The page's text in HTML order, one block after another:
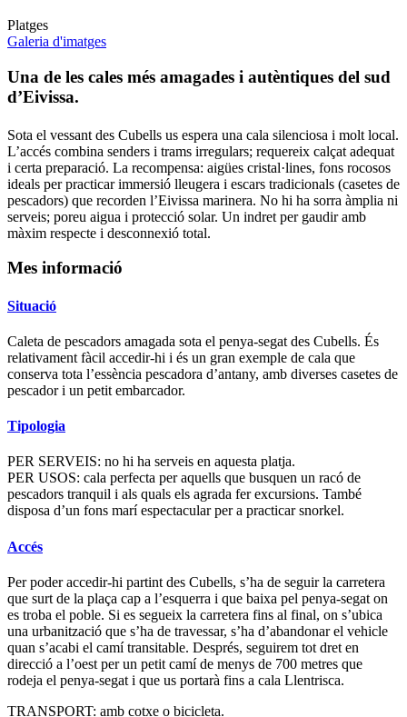
Platges
Galeria d'imatges
Una de les cales més amagades i autèntiques del sud
d’Eivissa.
Sota el vessant des Cubells us espera una cala silenciosa i molt local.
L’accés combina senders i trams irregulars; requereix calçat adequat
i certa preparació. La recompensa: aigües cristal·lines, fons rocosos
ideals per practicar immersió lleugera i escars tradicionals (casetes de
pescadors) que recorden l’Eivissa marinera. No hi ha sorra àmplia ni
serveis; poreu aigua i protecció solar. Un indret per gaudir amb
màxim respecte i desconnexió total.
Mes informació
Situació
Caleta de pescadors amagada sota el penya-segat des Cubells. És
relativament fàcil accedir-hi i és un gran exemple de cala que
conserva tota l’essència pescadora d’antany, amb diverses casetes de
pescador i un petit embarcador.
Tipologia
PER SERVEIS: no hi ha serveis en aquesta platja.
PER USOS: cala perfecta per aquells que busquen un racó de
pescadors tranquil i als quals els agrada fer excursions. També
disposa d’un fons marí espectacular per a practicar snorkel.
Accés
Per poder accedir-hi partint des Cubells, s’ha de seguir la carretera
que surt de la plaça cap a l’esquerra i que baixa pel penya-segat on
es troba el poble. Si es segueix la carretera fins al final, on s’ubica
una urbanització que s’ha de travessar, s’ha d’abandonar el vehicle
quan s’acabi el camí transitable. Després, seguirem tot dret en
direcció a l’oest per un petit camí de menys de 700 metres que
rodeja el penya-segat i que us portarà fins a cala Llentrisca.
TRANSPORT: amb cotxe o bicicleta.